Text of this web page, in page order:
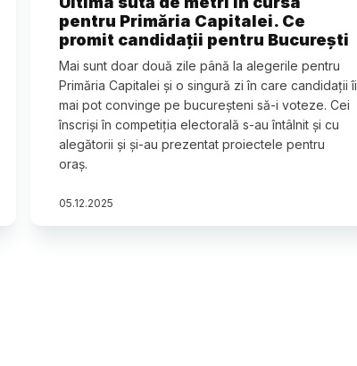
pentru Primăria Capitalei. Ce
promit candidații pentru București
Mai sunt doar două zile până la alegerile pentru
Primăria Capitalei și o singură zi în care candidații îi
mai pot convinge pe bucureșteni să-i voteze. Cei
înscriși în competiția electorală s-au întâlnit și cu
alegătorii și și-au prezentat proiectele pentru
oraș.
05.12.2025